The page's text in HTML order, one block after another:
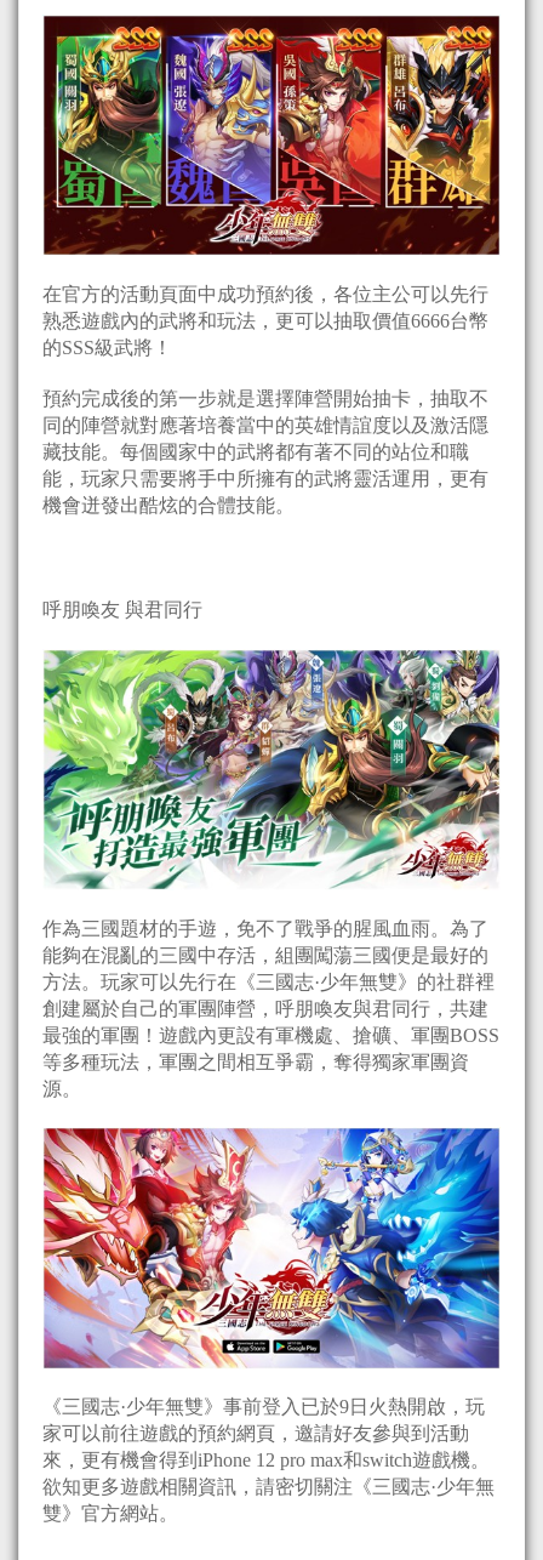
在官方的活動頁面中成功預約後，各位主公可以先行
熟悉遊戲內的武將和玩法，更可以抽取價值6666台幣
的SSS級武將！
預約完成後的第一步就是選擇陣營開始抽卡，抽取不
同的陣營就對應著培養當中的英雄情誼度以及激活隱
藏技能。每個國家中的武將都有著不同的站位和職
能，玩家只需要將手中所擁有的武將靈活運用，更有
機會迸發出酷炫的合體技能。
呼朋喚友 與君同行
作為三國題材的手遊，免不了戰爭的腥風血雨。為了
能夠在混亂的三國中存活，組團闖蕩三國便是最好的
方法。玩家可以先行在《三國志·少年無雙》的社群裡
創建屬於自己的軍團陣營，呼朋喚友與君同行，共建
最強的軍團！遊戲內更設有軍機處、搶礦、軍團BOSS
等多種玩法，軍團之間相互爭霸，奪得獨家軍團資
源。
《三國志·少年無雙》事前登入已於9日火熱開啟，玩
家可以前往遊戲的預約網頁，邀請好友參與到活動
來，更有機會得到iPhone 12 pro max和switch遊戲機。
欲知更多遊戲相關資訊，請密切關注《三國志·少年無
雙》官方網站。